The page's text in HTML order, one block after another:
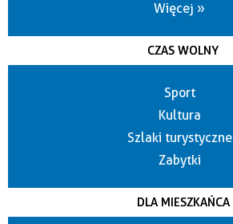
Więcej »
CZAS WOLNY
Sport
Kultura
Szlaki turystyczne
Zabytki
DLA MIESZKAŃCA